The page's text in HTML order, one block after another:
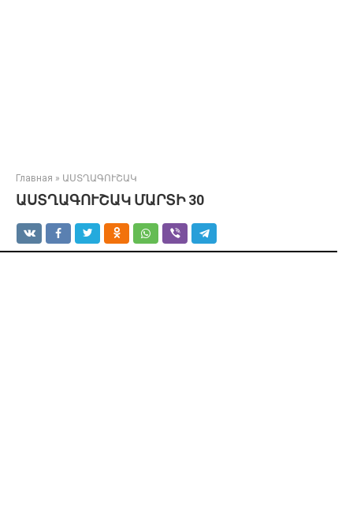
Главная » ԱՍՏՂԱԳՈՒՇԱԿ
ԱՍՏՂԱԳՈՒՇԱԿ ՄԱՐՏԻ 30